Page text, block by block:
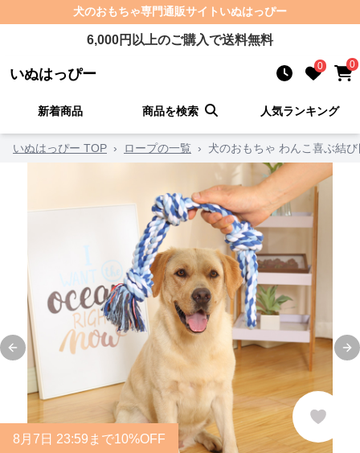
犬のおもちゃ専門通販サイト いぬはっぴー
6,000円以上のご購入で送料無料
いぬはっぴー 0 0
新着商品 商品を検索 人気ランキング
いぬはっぴー TOP › ロープの一覧 › 犬のおもちゃ わんこ喜ぶ結
Previous slide
8 月 7 日 23:59まで10%OFF